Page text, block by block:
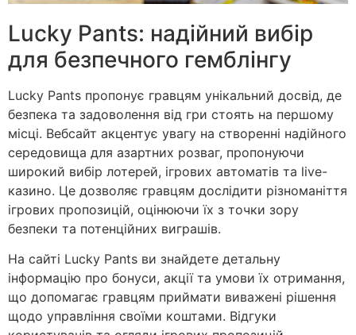
Lucky Pants: надійний вибір
для безпечного гемблінгу
Lucky Pants пропонує гравцям унікальний досвід, де
безпека та задоволення від гри стоять на першому
місці. Вебсайт акцентує увагу на створенні надійного
середовища для азартних розваг, пропонуючи
широкий вибір лотерей, ігрових автоматів та live-
казино. Це дозволяє гравцям дослідити різноманіття
ігрових пропозицій, оцінюючи їх з точки зору
безпеки та потенційних виграшів.
На сайті Lucky Pants ви знайдете детальну
інформацію про бонуси, акції та умови їх отримання,
що допомагає гравцям приймати виважені рішення
щодо управління своїми коштами. Відгуки